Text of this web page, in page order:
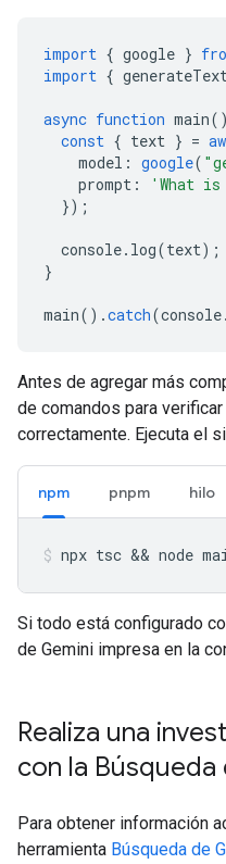
import { google }
import {
async function main()
const { text } =
model : google(
prompt : 'What
});
console. log(text);
}
main().catch(console.
Antes de agregar más
de comandos para
correctamente. Ejecuta el
npm pnpm hilo
npx tsc && node
Si todo está configurado
de Gemini impresa en la
Realiza una
con la
Para obtener información
herramienta Búsqueda de